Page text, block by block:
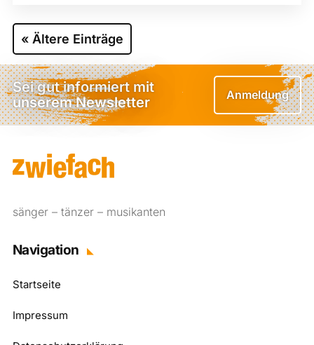
« Ältere Einträge
Sei gut informiert mit
unserem Newsletter
Anmeldung
sänger – tänzer – musikanten
Navigation
Startseite
Impressum